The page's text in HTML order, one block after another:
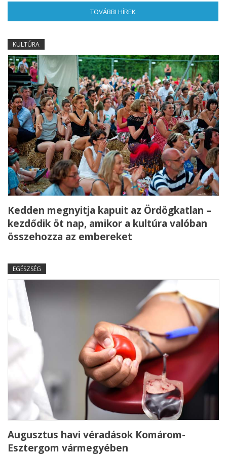
TOVÁBBI HÍREK
KULTÚRA
Kedden megnyitja kapuit az Ördögkatlan –
kezdődik öt nap, amikor a kultúra valóban
összehozza az embereket
EGÉSZSÉG
Augusztus havi véradások Komárom-
Esztergom vármegyében